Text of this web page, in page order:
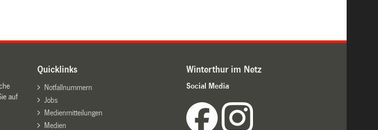
auf
Quicklinks
Notfallnummern
Jobs
Medienmitteilungen
Medien
Winterthur im Netz
Social Media